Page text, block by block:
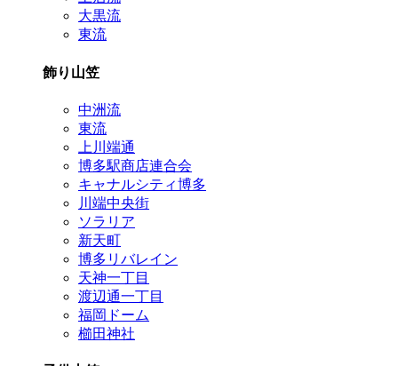
大黒流
東流
飾り山笠
中洲流
東流
上川端通
博多駅商店連合会
キャナルシティ博多
川端中央街
ソラリア
新天町
博多リバレイン
天神一丁目
渡辺通一丁目
福岡ドーム
櫛田神社